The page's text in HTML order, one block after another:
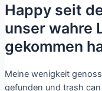
Happy seit
unser wahre
gekommen
Meine wenigkeit
gefunden und trash